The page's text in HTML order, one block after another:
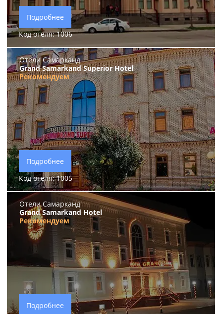
Подробнее
Код отеля: 1006
Отели Самарканд
Grand Samarkand Superior Hotel
Рекомендуем
Подробнее
Код отеля: 1005
Отели Самарканд
Grand Samarkand Hotel
Рекомендуем
Подробнее